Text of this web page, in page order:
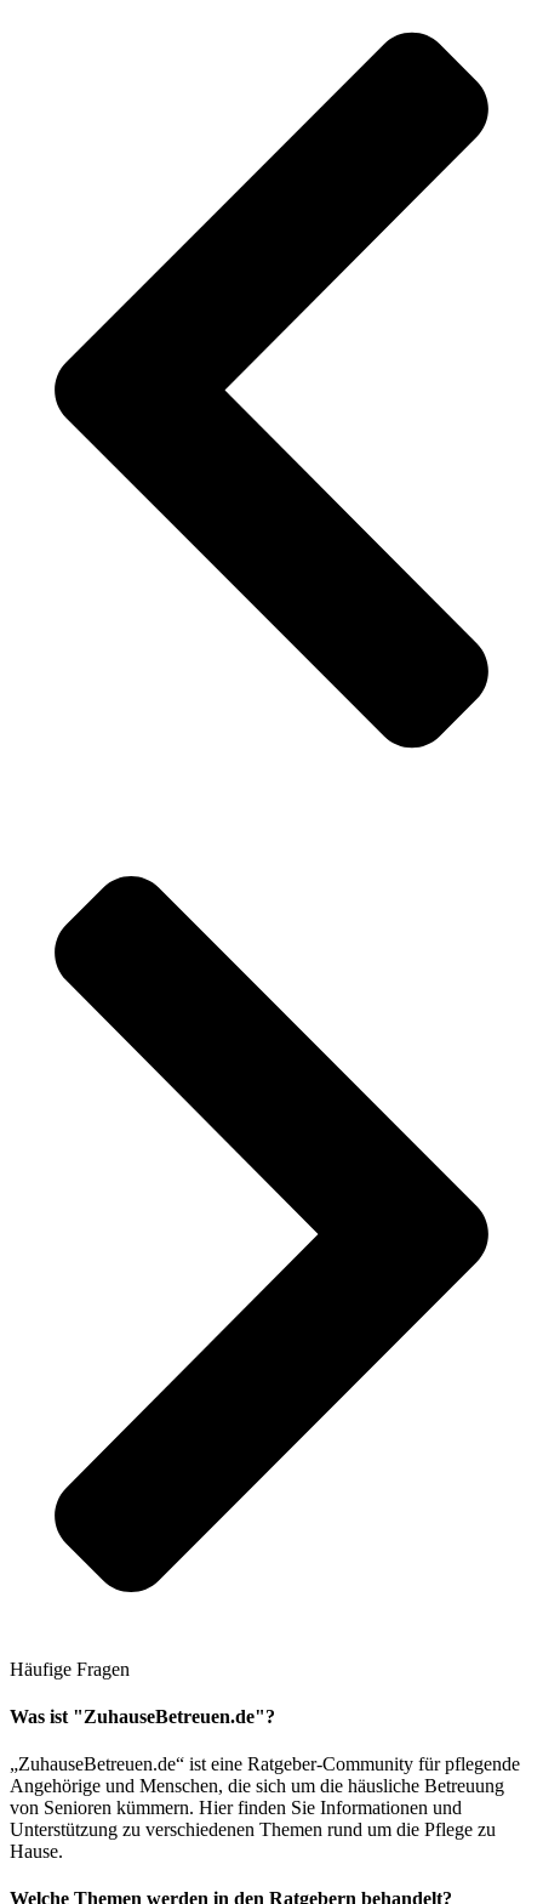
Häufige Fragen
Was ist "ZuhauseBetreuen.de"?
„ZuhauseBetreuen.de“ ist eine Ratgeber-Community für pflegende
Angehörige und Menschen, die sich um die häusliche Betreuung
von Senioren kümmern. Hier finden Sie Informationen und
Unterstützung zu verschiedenen Themen rund um die Pflege zu
Hause.
Welche Themen werden in den Ratgebern behandelt?